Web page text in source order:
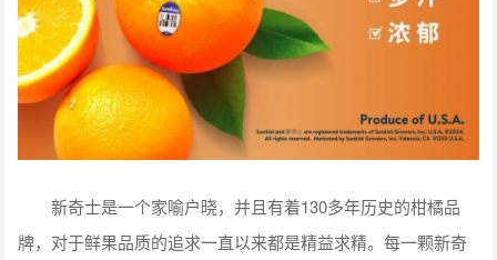
新奇士是一个家喻户晓，并且有着130多年历史的柑橘品
牌，对于鲜果品质的追求一直以来都是精益求精。每一颗新奇